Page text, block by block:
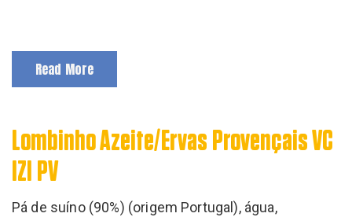
Read More
Lombinho Azeite/Ervas Provençais VC
IZI PV
Pá de suíno (90%) (origem Portugal), água,